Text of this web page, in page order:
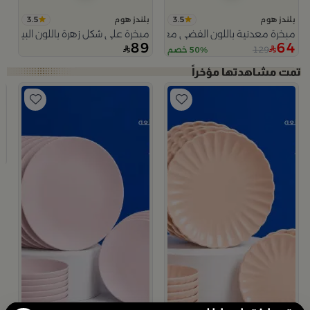
بلندز هوم 3.5
مبخرة معدنية باللون الفضي مع قاعدة رمادية من تيلا
64
129 50% خصم
بلندز هوم 3.5
مبخرة على شكل زهرة باللون البيج
89